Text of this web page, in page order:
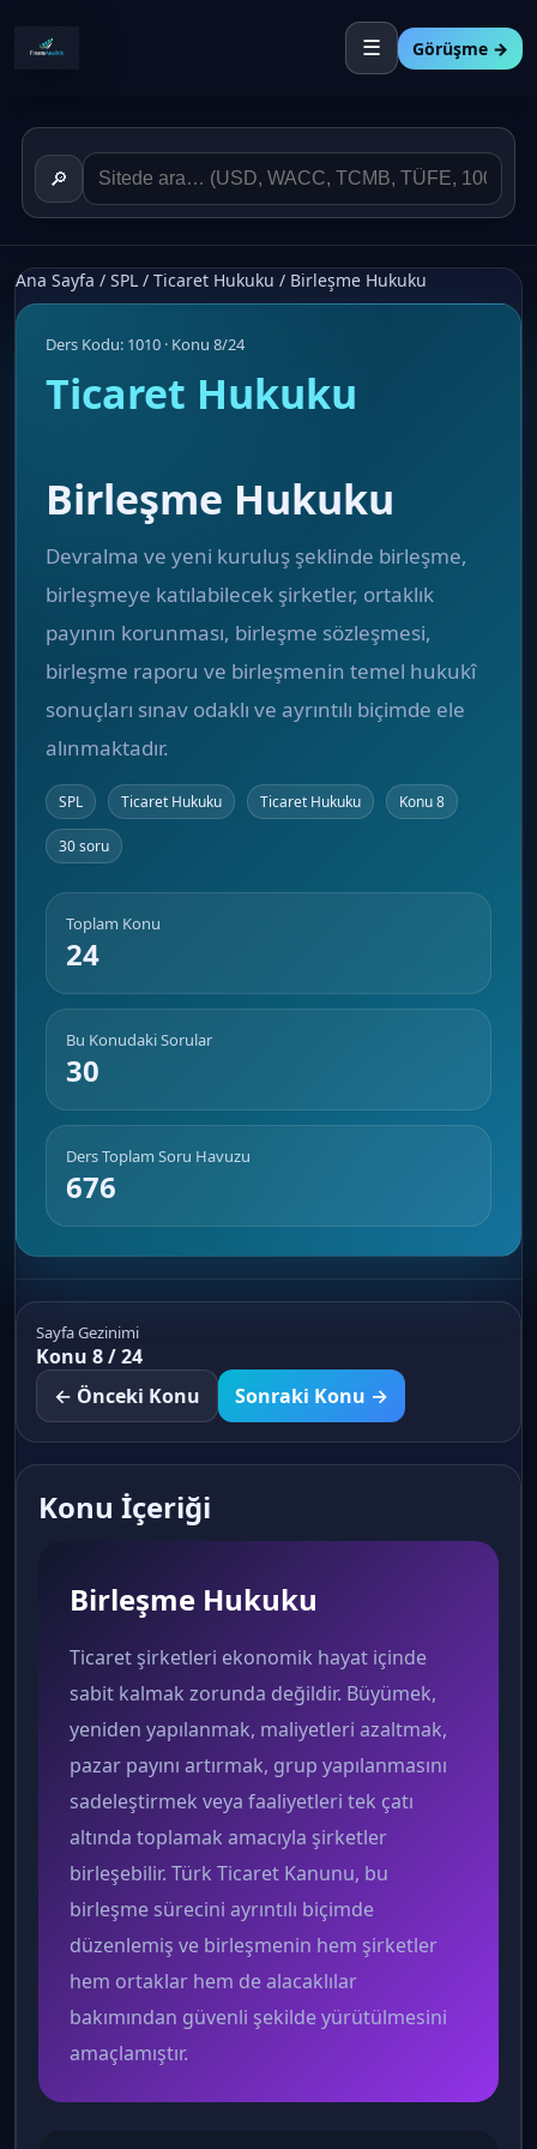
☰ Görüşme →
🔎
Ana Sayfa / SPL / Ticaret Hukuku / Birleşme Hukuku
Ders Kodu: 1010 · Konu 8/24
Ticaret Hukuku
Birleşme Hukuku
Devralma ve yeni kuruluş şeklinde birleşme,
birleşmeye katılabilecek şirketler, ortaklık
payının korunması, birleşme sözleşmesi,
birleşme raporu ve birleşmenin temel hukukî
sonuçları sınav odaklı ve ayrıntılı biçimde ele
alınmaktadır.
SPL Ticaret Hukuku Ticaret Hukuku Konu 8
30 soru
Toplam Konu
24
Bu Konudaki Sorular
30
Ders Toplam Soru Havuzu
676
Sayfa Gezinimi
Konu 8 / 24
← Önceki Konu
Sonraki Konu →
Konu İçeriği
Birleşme Hukuku
Ticaret şirketleri ekonomik hayat içinde
sabit kalmak zorunda değildir. Büyümek,
yeniden yapılanmak, maliyetleri azaltmak,
pazar payını artırmak, grup yapılanmasını
sadeleştirmek veya faaliyetleri tek çatı
altında toplamak amacıyla şirketler
birleşebilir. Türk Ticaret Kanunu, bu
birleşme sürecini ayrıntılı biçimde
düzenlemiş ve birleşmenin hem şirketler
hem ortaklar hem de alacaklılar
bakımından güvenli şekilde yürütülmesini
amaçlamıştır.